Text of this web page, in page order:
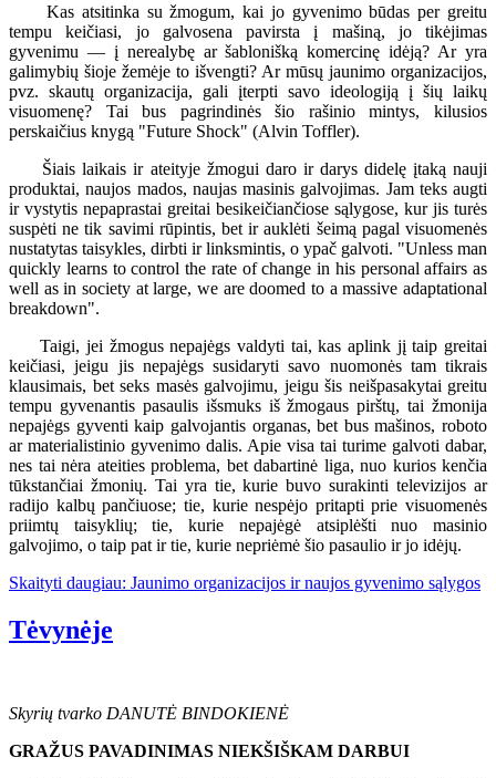
Kas atsitinka su žmogum, kai jo gyvenimo būdas per greitu
tempu keičiasi, jo galvosena pavirsta į mašiną, jo tikėjimas
gyvenimu — į nerealybę ar šablonišką komercinę idėją? Ar yra
galimybių šioje žemėje to išvengti? Ar mūsų jaunimo organizacijos,
pvz. skautų organizacija, gali įterpti savo ideologiją į šių laikų
visuomenę? Tai bus pagrindinės šio rašinio mintys, kilusios
perskaičius knygą "Future Shock" (Alvin Toffler).
Šiais laikais ir ateityje žmogui daro ir darys didelę įtaką nauji
produktai, naujos mados, naujas masinis galvojimas. Jam teks augti
ir vystytis nepaprastai greitai besikeičiančiose sąlygose, kur jis turės
suspėti ne tik savimi rūpintis, bet ir auklėti šeimą pagal visuomenės
nustatytas taisykles, dirbti ir linksmintis, o ypač galvoti. "Unless man
quickly learns to control the rate of change in his personal affairs as
well as in society at large, we are doomed to a massive adaptational
breakdown".
Taigi, jei žmogus nepajėgs valdyti tai, kas aplink jį taip greitai
keičiasi, jeigu jis nepajėgs susidaryti savo nuomonės tam tikrais
klausimais, bet seks masės galvojimu, jeigu šis neišpasakytai greitu
tempu gyvenantis pasaulis išsmuks iš žmogaus pirštų, tai žmonija
nepajėgs gyventi kaip galvojantis organas, bet bus mašinos, roboto
ar materialistinio gyvenimo dalis. Apie visa tai turime galvoti dabar,
nes tai nėra ateities problema, bet dabartinė liga, nuo kurios kenčia
tūkstančiai žmonių. Tai yra tie, kurie buvo surakinti televizijos ar
radijo kalbų pančiuose; tie, kurie nespėjo pritapti prie visuomenės
priimtų taisyklių; tie, kurie nepajėgė atsiplėšti nuo masinio
galvojimo, o taip pat ir tie, kurie nepriėmė šio pasaulio ir jo idėjų.
Skaityti daugiau: Jaunimo organizacijos ir naujos gyvenimo sąlygos
Tėvynėje
Skyrių tvarko DANUTĖ BINDOKIENĖ
GRAŽUS PAVADINIMAS NIEKŠIŠKAM DARBUI